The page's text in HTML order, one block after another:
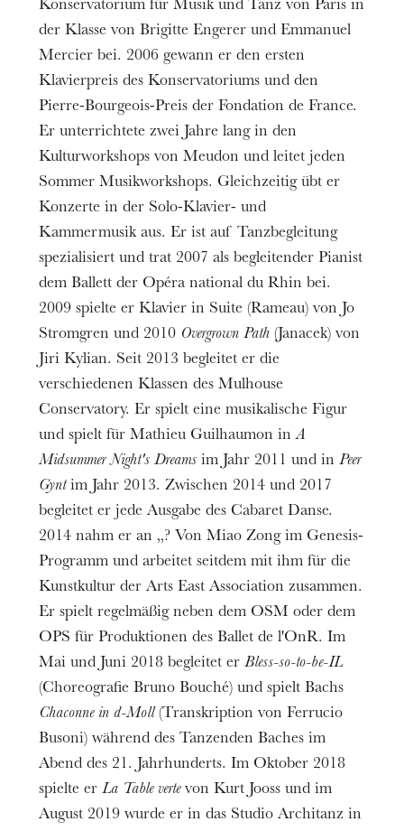
Konservatorium für Musik und Tanz von Paris in
der Klasse von Brigitte Engerer und Emmanuel
Mercier bei. 2006 gewann er den ersten
Klavierpreis des Konservatoriums und den
Pierre-Bourgeois-Preis der Fondation de France.
Er unterrichtete zwei Jahre lang in den
Kulturworkshops von Meudon und leitet jeden
Sommer Musikworkshops. Gleichzeitig übt er
Konzerte in der Solo-Klavier- und
Kammermusik aus. Er ist auf Tanzbegleitung
spezialisiert und trat 2007 als begleitender Pianist
dem Ballett der Opéra national du Rhin bei.
2009 spielte er Klavier in Suite (Rameau) von Jo
Stromgren und 2010 Overgrown Path (Janacek) von
Jiri Kylian. Seit 2013 begleitet er die
verschiedenen Klassen des Mulhouse
Conservatory. Er spielt eine musikalische Figur
und spielt für Mathieu Guilhaumon inA
Midsummer Night's Dreams im Jahr 2011 und inPeer
Gyntim Jahr 2013. Zwischen 2014 und 2017
begleitet er jede Ausgabe des Cabaret Danse.
2014 nahm er an „? Von Miao Zong im Genesis-
Programm und arbeitet seitdem mit ihm für die
Kunstkultur der Arts East Association zusammen.
Er spielt regelmäßig neben dem OSM oder dem
OPS für Produktionen des Ballet de l'OnR. Im
Mai und Juni 2018 begleitet erBless-so-to-be-IL
(Choreografie Bruno Bouché) und spielt Bachs
Chaconne in d-Moll(Transkription von Ferrucio
Busoni) während des Tanzenden Baches im
Abend des 21. Jahrhunderts. Im Oktober 2018
spielte erLa Table vertevon Kurt Jooss und im
August 2019 wurde er in das Studio Architanz in